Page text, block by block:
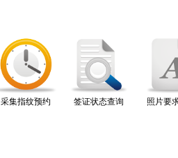
采集指纹预约 签证状态查询 照片要